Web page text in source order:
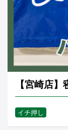
【宮崎店
イチ押し